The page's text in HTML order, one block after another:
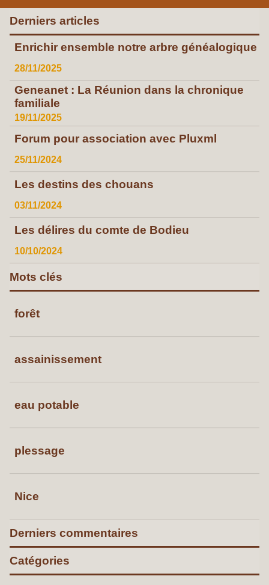
Derniers articles
Enrichir ensemble notre arbre généalogique
28/11/2025
Geneanet : La Réunion dans la chronique
familiale
19/11/2025
Forum pour association avec Pluxml
25/11/2024
Les destins des chouans
03/11/2024
Les délires du comte de Bodieu
10/10/2024
Mots clés
forêt
assainissement
eau potable
plessage
Nice
Derniers commentaires
Catégories